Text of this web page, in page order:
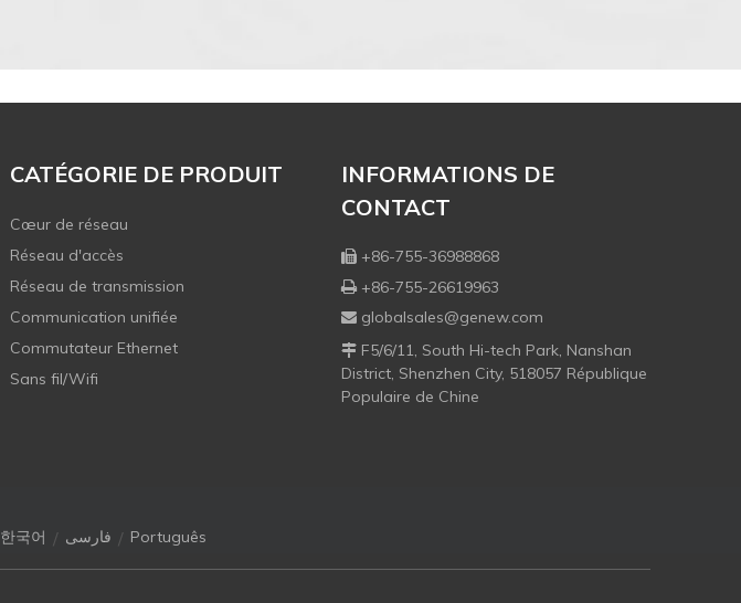
CATÉGORIE DE PRODUIT
Cœur de réseau
Réseau d'accès
Réseau de transmission
Communication unifiée
Commutateur Ethernet
Sans fil/Wifi
INFORMATIONS DE
CONTACT
 +86-755-36988868
 +86-755-26619963
 globalsales@genew.com
 F5/6/11, South Hi-tech Park, Nanshan
District, Shenzhen City, 518057 République
Populaire de Chine
한국어 / فارسی / Português